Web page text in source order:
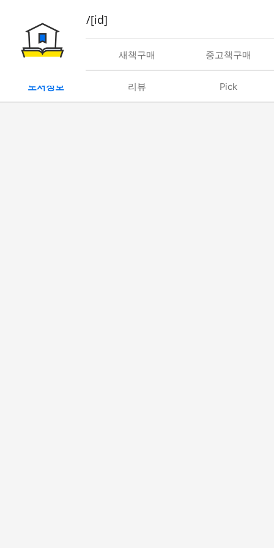
book/rent/[id]
대여 새책구매 중고책구매
도서정보 리뷰 Pick